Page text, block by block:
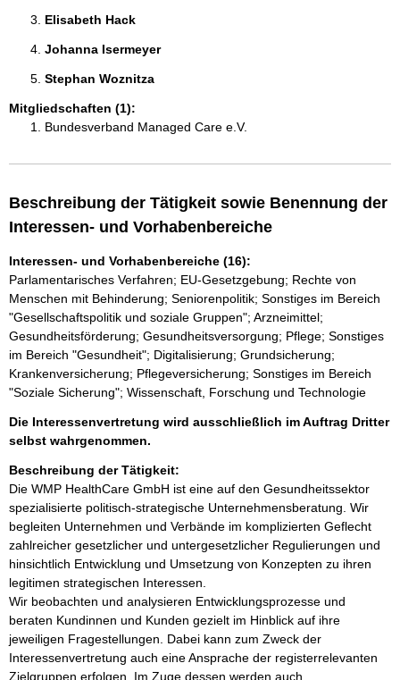
Elisabeth Hack
Johanna Isermeyer
Stephan Woznitza
Mitgliedschaften (1):
Bundesverband Managed Care e.V.
Beschreibung der Tätigkeit sowie Benennung der
Interessen- und Vorhabenbereiche
Interessen- und Vorhabenbereiche (16):
Parlamentarisches Verfahren; EU-Gesetzgebung; Rechte von
Menschen mit Behinderung; Seniorenpolitik; Sonstiges im Bereich
"Gesellschaftspolitik und soziale Gruppen"; Arzneimittel;
Gesundheitsförderung; Gesundheitsversorgung; Pflege; Sonstiges
im Bereich "Gesundheit"; Digitalisierung; Grundsicherung;
Krankenversicherung; Pflegeversicherung; Sonstiges im Bereich
"Soziale Sicherung"; Wissenschaft, Forschung und Technologie
Die Interessenvertretung wird ausschließlich im Auftrag Dritter
selbst wahrgenommen.
Beschreibung der Tätigkeit:
Die WMP HealthCare GmbH ist eine auf den Gesundheitssektor
spezialisierte politisch-strategische Unternehmensberatung. Wir
begleiten Unternehmen und Verbände im komplizierten Geflecht
zahlreicher gesetzlicher und untergesetzlicher Regulierungen und
hinsichtlich Entwicklung und Umsetzung von Konzepten zu ihren
legitimen strategischen Interessen.
Wir beobachten und analysieren Entwicklungsprozesse und
beraten Kundinnen und Kunden gezielt im Hinblick auf ihre
jeweiligen Fragestellungen. Dabei kann zum Zweck der
Interessenvertretung auch eine Ansprache der registerrelevanten
Zielgruppen erfolgen. Im Zuge dessen werden auch